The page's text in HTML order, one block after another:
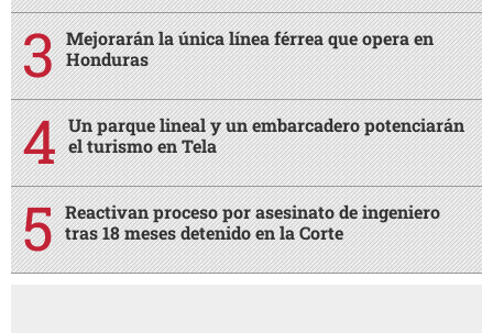
Mejorarán la única línea férrea que opera en
Honduras
Un parque lineal y un embarcadero potenciarán
el turismo en Tela
Reactivan proceso por asesinato de ingeniero
tras 18 meses detenido en la Corte